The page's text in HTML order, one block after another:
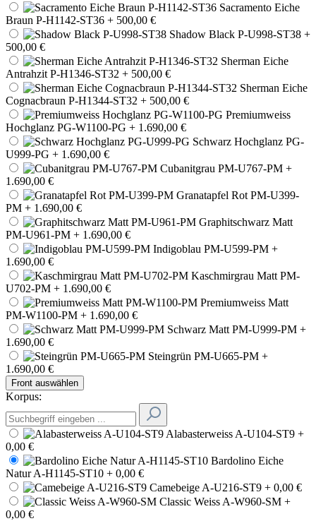
Sacramento Eiche
Braun P-H1142-ST36 + 500,00 €
Shadow Black P-U998-ST38 +
500,00 €
Sherman Eiche
Antrahzit P-H1346-ST32 + 500,00 €
Sherman Eiche
Cognacbraun P-H1344-ST32 + 500,00 €
Premiumweiss
Hochglanz PG-W1100-PG + 1.690,00 €
Schwarz Hochglanz PG-
U999-PG + 1.690,00 €
Cubanitgrau PM-U767-PM +
1.690,00 €
Granatapfel Rot PM-U399-
PM + 1.690,00 €
Graphitschwarz Matt
PM-U961-PM + 1.690,00 €
Indigoblau PM-U599-PM +
1.690,00 €
Kaschmirgrau Matt PM-
U702-PM + 1.690,00 €
Premiumweiss Matt
PM-W1100-PM + 1.690,00 €
Schwarz Matt PM-U999-PM +
1.690,00 €
Steingrün PM-U665-PM +
1.690,00 €
Front auswählen
Korpus:
Alabasterweiss A-U104-ST9 +
0,00 €
Bardolino Eiche
Natur A-H1145-ST10 + 0,00 €
Camebeige A-U216-ST9 + 0,00 €
Classic Weiss A-W960-SM +
0,00 €